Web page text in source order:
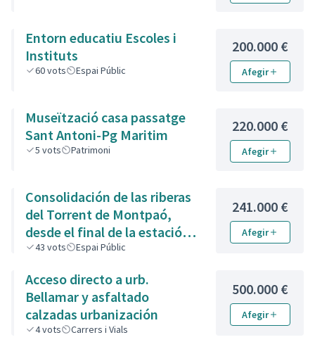
Entorn educatiu Escoles i
Instituts
60vots Espai Públic
200.000 €
Afegir
Museïtzació casa passatge
Sant Antoni-Pg Maritim
5 vots Patrimoni
220.000 €
Afegir
Consolidación de las riberas
del Torrent de Montpaó,
desde el final de la estación
de la Renfe hasta la zona de
43 vots Espai Públic
241.000 €
Afegir
Acceso directo a urb.
Bellamar y asfaltado
calzadas urbanización
4vots Carrers i Vials
500.000 €
Afegir